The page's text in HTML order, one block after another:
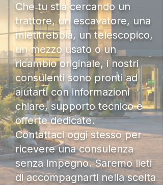
Che tu stia cercando un
trattore, un escavatore, una
mietitrebbia, un telescopico,
un mezzo usato o un
ricambio originale, i nostri
consulenti sono pronti ad
aiutarti con informazioni
chiare, supporto tecnico e
offerte dedicate.
Contattaci oggi stesso per
ricevere una consulenza
senza impegno. Saremo lieti
di accompagnarti nella scelta